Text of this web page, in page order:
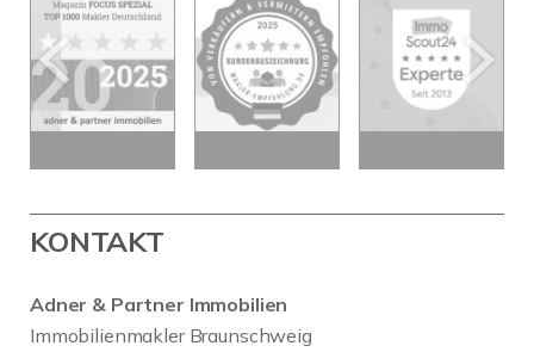
KONTAKT
Adner & Partner Immobilien
Immobilienmakler Braunschweig